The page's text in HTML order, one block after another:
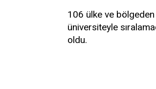
106 ülke ve bölgeden
üniversiteyle
oldu.